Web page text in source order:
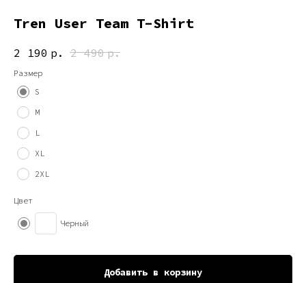
Tren User Team T-Shirt
2 190 р. 2 490 р.
Размер
S
M
L
XL
2XL
Цвет
Черный
Добавить в корзину